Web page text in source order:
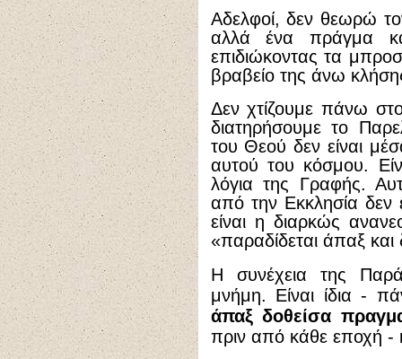
Αδελφοί, δεν θεωρώ
αλλά ένα πράγμα
επιδιώκοντας τα
βραβείο της άνω
Δεν χτίζουμε πάνω
διατηρήσουμε το
του Θεού δεν είναι
αυτού του κόσμου.
λόγια της Γραφής.
από την Εκκλησία δεν
είναι η διαρκώς
«παραδίδεται άπαξ
Η συνέχεια της
μνήμη. Είναι ίδια -
άπαξ δοθείσα
πριν από κάθε εποχή -